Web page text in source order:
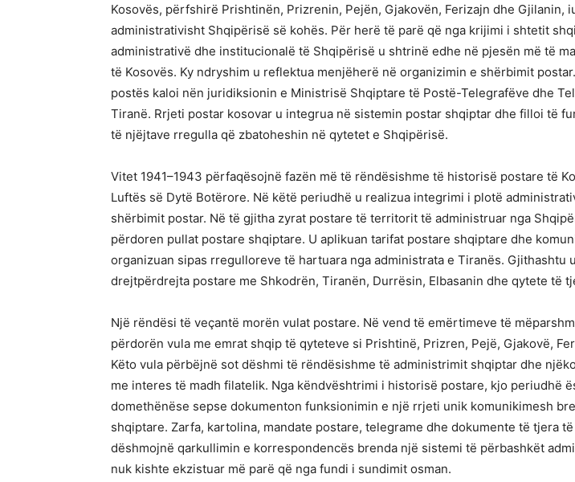
Kosovës, përfshirë Prishtinën, Prizrenin, Pejën, Gjakovën, Ferizajn dhe Gjilanin,
administrativisht Shqipërisë së kohës. Për herë të parë që nga krijimi i shtetit
administrativë dhe institucionalë të Shqipërisë u shtrinë edhe në pjesën më të
të Kosovës. Ky ndryshim u reflektua menjëherë në organizimin e shërbimit
postës kaloi nën juridiksionin e Ministrisë Shqiptare të Postë-Telegrafëve dhe
Tiranë. Rrjeti postar kosovar u integrua në sistemin postar shqiptar dhe filloi të
të njëjtave rregulla që zbatoheshin në qytetet e Shqipërisë.
Vitet 1941–1943 përfaqësojnë fazën më të rëndësishme të historisë postare të
Luftës së Dytë Botërore. Në këtë periudhë u realizua integrimi i plotë
shërbimit postar. Në të gjitha zyrat postare të territorit të administruar nga
përdoren pullat postare shqiptare. U aplikuan tarifat postare shqiptare dhe
organizuan sipas rregulloreve të hartuara nga administrata e Tiranës. Gjithashtu
drejtpërdrejta postare me Shkodrën, Tiranën, Durrësin, Elbasanin dhe qytete të
Një rëndësi të veçantë morën vulat postare. Në vend të emërtimeve të
përdorën vula me emrat shqip të qyteteve si Prishtinë, Prizren, Pejë, Gjakovë,
Këto vula përbëjnë sot dëshmi të rëndësishme të administrimit shqiptar dhe
me interes të madh filatelik. Nga këndvështrimi i historisë postare, kjo periudhë
domethënëse sepse dokumenton funksionimin e një rrjeti unik komunikimesh
shqiptare. Zarfa, kartolina, mandate postare, telegrame dhe dokumente të tjera
dëshmojnë qarkullimin e korrespondencës brenda një sistemi të përbashkët
nuk kishte ekzistuar më parë që nga fundi i sundimit osman.